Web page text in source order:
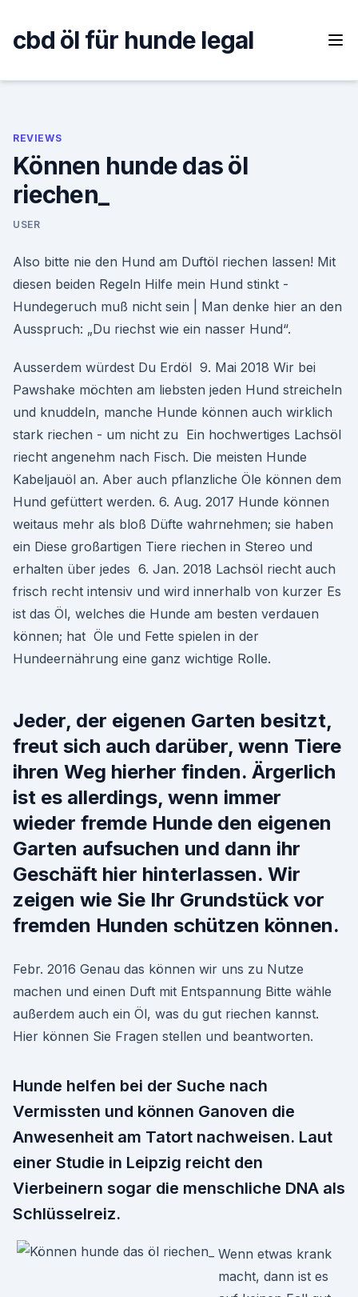
content
cbd öl für hunde legal
REVIEWS
Können hunde das öl
riechen_
USER
Also bitte nie den Hund am Duftöl riechen lassen! Mit
diesen beiden Regeln Hilfe mein Hund stinkt -
Hundegeruch muß nicht sein | Man denke hier an den
Ausspruch: „Du riechst wie ein nasser Hund“.
Ausserdem würdest Du Erdöl 9. Mai 2018 Wir bei
Pawshake möchten am liebsten jeden Hund streicheln
und knuddeln, manche Hunde können auch wirklich
stark riechen - um nicht zu Ein hochwertiges Lachsöl
riecht angenehm nach Fisch. Die meisten Hunde
Kabeljauöl an. Aber auch pflanzliche Öle können dem
Hund gefüttert werden. 6. Aug. 2017 Hunde können
weitaus mehr als bloß Düfte wahrnehmen; sie haben
ein Diese großartigen Tiere riechen in Stereo und
erhalten über jedes 6. Jan. 2018 Lachsöl riecht auch
frisch recht intensiv und wird innerhalb von kurzer Es
ist das Öl, welches die Hunde am besten verdauen
können; hat Öle und Fette spielen in der
Hundeernährung eine ganz wichtige Rolle.
Jeder, der eigenen Garten besitzt,
freut sich auch darüber, wenn Tiere
ihren Weg hierher finden. Ärgerlich
ist es allerdings, wenn immer
wieder fremde Hunde den eigenen
Garten aufsuchen und dann ihr
Geschäft hier hinterlassen. Wir
zeigen wie Sie Ihr Grundstück vor
fremden Hunden schützen können.
Febr. 2016 Genau das können wir uns zu Nutze
machen und einen Duft mit Entspannung Bitte wähle
außerdem auch ein Öl, was du gut riechen kannst.
Hier können Sie Fragen stellen und beantworten.
Hunde helfen bei der Suche nach
Vermissten und können Ganoven die
Anwesenheit am Tatort nachweisen. Laut
einer Studie in Leipzig reicht den
Vierbeinern sogar die menschliche DNA als
Schlüsselreiz.
Wenn etwas krank
macht, dann ist es